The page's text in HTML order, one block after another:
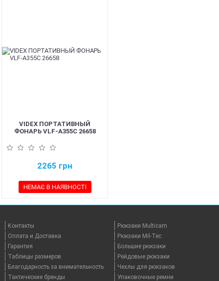
VIDEX ПОРТАТИВНЫЙ
ФОНАРЬ VLF-A355C 26658
2265 грн
НЕМАЄ В НАЯВНОСТІ
Контакты
Оплата и Доставка
Гарантия
Таблицы размеров
Благодарность за внимательность
Тактические бренды
Рюкзаки Multicam
Рюкзаки Mil-Tec
Большие рюкзаки
Рейдовые рюкзаки
Чехлы для рюкзаков
Упаковочные ремни